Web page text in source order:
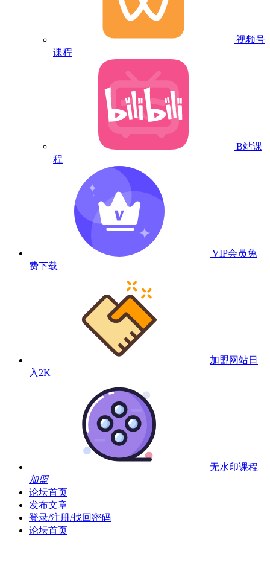
视频号
课程
B站课
程
VIP会员免
费下载
加盟网站日
入2K
无水印课程
加盟
论坛首页
发布文章
登录/注册/找回密码
论坛首页